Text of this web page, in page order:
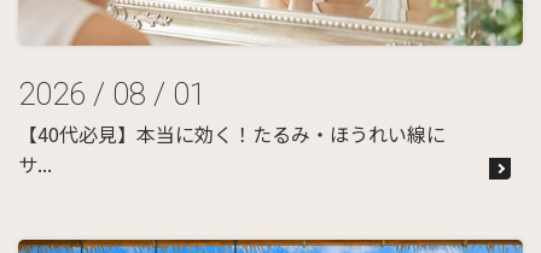
2026 / 08 / 01
【40代必見】本当に効く！たるみ・ほうれい線に
サ...